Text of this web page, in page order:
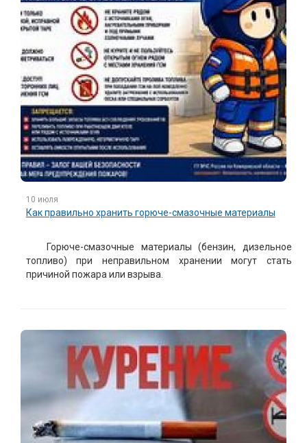
10 июля
Как правильно хранить горюче-смазочные материалы
Горюче-смазочные материалы (бензин, дизельное
топливо) при неправильном хранении могут стать
причиной пожара или взрыва.